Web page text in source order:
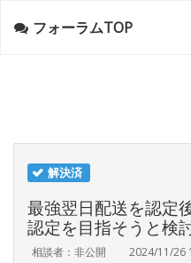
フォーラムTOP
解決済
最強翌日配送を認定
認定を目指そうと検
相談者：非公開 2024/11/26